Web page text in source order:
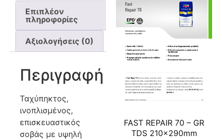
Επιπλέον
πληροφορίες
Αξιολογήσεις (0)
Περιγραφή
Ταχύπηκτος,
ινοπλισμένος,
επισκευαστικός
σοβάς με υψηλή
FAST REPAIR 70 – GR
TDS 210x290mm